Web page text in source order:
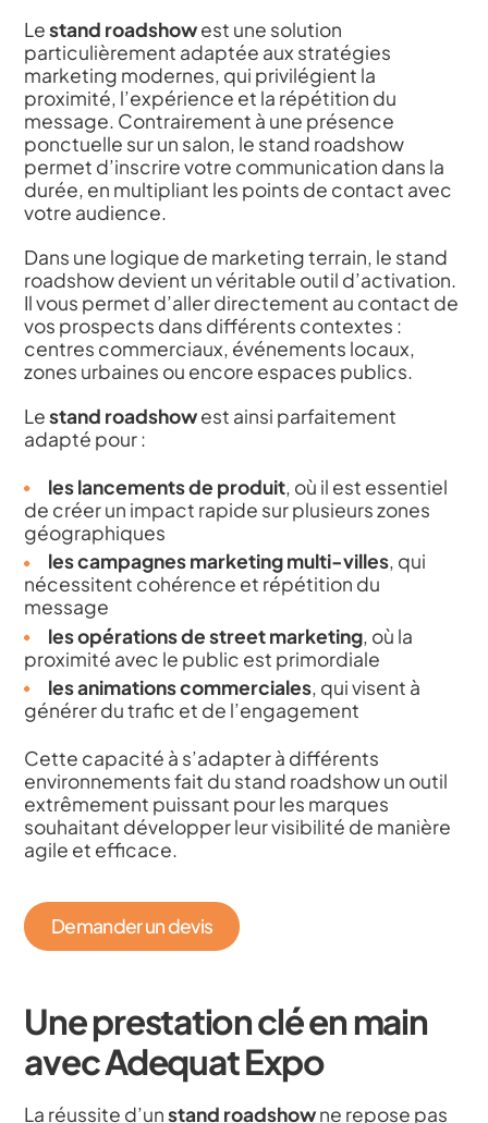
Lestand roadshowest une solution
particulièrement adaptée aux stratégies
marketing modernes, qui privilégient la
proximité, l’expérience et la répétition du
message. Contrairement à une présence
ponctuelle sur un salon, le stand roadshow
permet d’inscrire votre communication dans la
durée, en multipliant les points de contact avec
votre audience.
Dans une logique de marketing terrain, le stand
roadshow devient un véritable outil d’activation.
Il vous permet d’aller directement au contact de
vos prospects dans différents contextes :
centres commerciaux, événements locaux,
zones urbaines ou encore espaces publics.
Lestand roadshowest ainsi parfaitement
adapté pour :
les lancements de produit, où il est essentiel
de créer un impact rapide sur plusieurs zones
géographiques
les campagnes marketing multi-villes, qui
nécessitent cohérence et répétition du
message
les opérations de street marketing, où la
proximité avec le public est primordiale
les animations commerciales, qui visent à
générer du trafic et de l’engagement
Cette capacité à s’adapter à différents
environnements fait du stand roadshow un outil
extrêmement puissant pour les marques
souhaitant développer leur visibilité de manière
agile et efficace.
Demander un devis
Une prestation clé en main
avec Adequat Expo
La réussite d’unstand roadshowne repose pas